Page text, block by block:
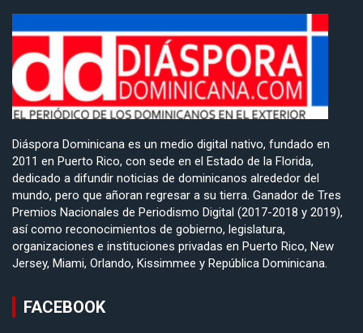
Diáspora Dominicana es un medio digital nativo, fundado en
2011 en Puerto Rico, con sede en el Estado de la Florida,
dedicado a difundir noticias de dominicanos alrededor del
mundo, pero que añoran regresar a su tierra. Ganador de Tres
Premios Nacionales de Periodismo Digital (2017-2018 y 2019),
así como reconocimientos de gobierno, legislatura,
organizaciones e instituciones privadas en Puerto Rico, New
Jersey, Miami, Orlando, Kissimmee y República Dominicana.
FACEBOOK